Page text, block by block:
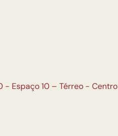
- Espaço 10 – Térreo - Centro